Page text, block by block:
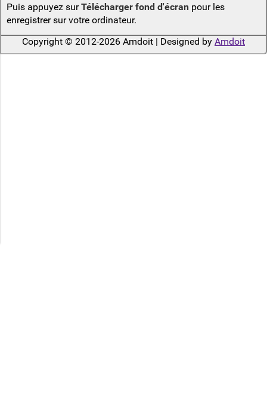
Puis appuyez surTélécharger fond d'écranpour les
enregistrer sur votre ordinateur.
Copyright © 2012-2026 Amdoit | Designed by Amdoit